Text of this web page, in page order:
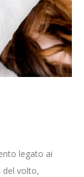
legato ai
del volto,